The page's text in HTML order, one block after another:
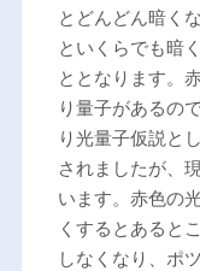
とどんどん暗く
といくらでも暗
ととなります。
り量子があるの
り光量子仮説と
されましたが、
います。赤色の
くするとあると
しなくなり、ポ